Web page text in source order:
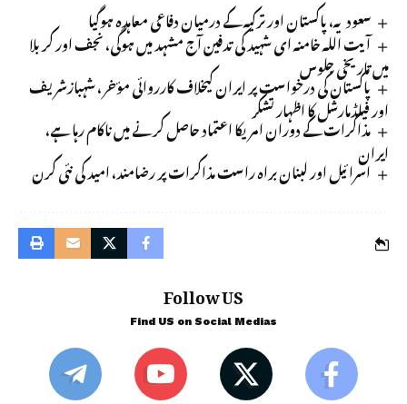
سعودیہ، پاکستان اور ترکیہ کے درمیان دفاعی معاہدہ ہوگیا
آیت اللہ خامنہ ای شہید کی تدفین آج مشہد میں ہوگی، نجف اور کربلا
میں تاریخی جلوس
پاکستان کی درخواست پر ایران کیخلاف کارروائی مؤخر ، شہبازشریف
اور فیلڈمارشل کا اظہار تشکر
مذاکرات کے دوران امریکا اعتماد حاصل کرنے میں ناکام رہا ہے،
ایران
اسرائیل اور لبنان براہ راست مذاکرات پر رضامند، امید کی نئی کرن
Follow US
Find US on Social Medias